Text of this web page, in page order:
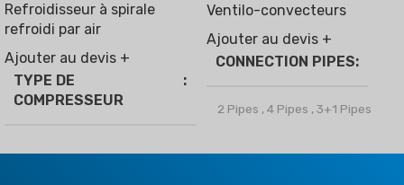
Refroidisseur à spirale
refroidi par air
Ajouter au devis +
TYPE DE
COMPRESSEUR
Ventilo-convecteurs
Ajouter au devis +
CONNECTION PIPES
2 Pipes ,4 Pipes ,3+1 Pipes
MARQUE Climapro